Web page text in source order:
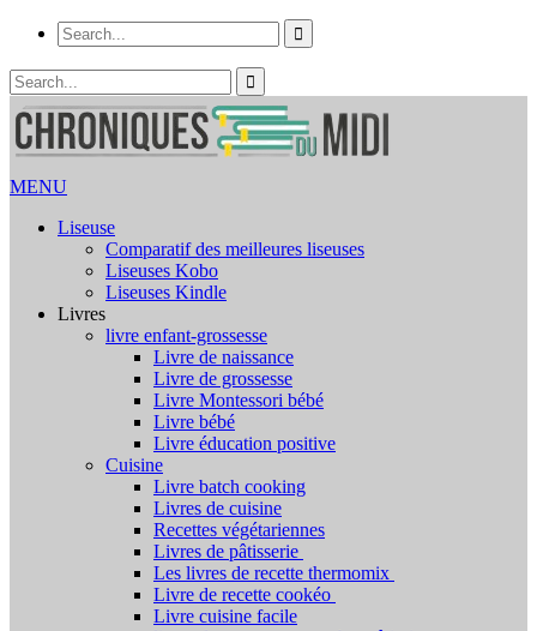
MENU
Liseuse
Comparatif des meilleures liseuses
Liseuses Kobo
Liseuses Kindle
Livres
livre enfant-grossesse
Livre de naissance
Livre de grossesse
Livre Montessori bébé
Livre bébé
Livre éducation positive
Cuisine
Livre batch cooking
Livres de cuisine
Recettes végétariennes
Livres de pâtisserie
Les livres de recette thermomix
Livre de recette cookéo
Livre cuisine facile